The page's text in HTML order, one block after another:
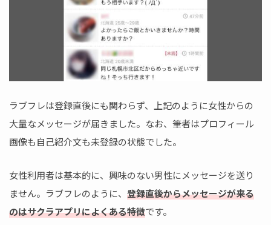
ラブフレは登録直後にも関わらず、上記のように女性からの
大量なメッセージが届きました。なお、筆者はプロフィール
画像も自己紹介文も未登録の状態でした。
女性利用者は基本的に、興味のない男性にメッセージを送り
ません。ラブフレのように、 登録直後からメッセージが来る
のはサクラアプリによくある特徴です。